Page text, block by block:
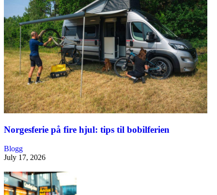
Norgesferie på fire hjul: tips til bobilferien
Blogg
July 17, 2026